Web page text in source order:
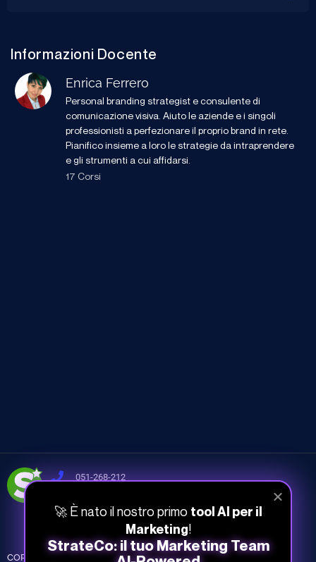
Informazioni Docente
Enrica Ferrero
Personal branding strategist e consulente di
comunicazione visiva. Aiuto le aziende e i singoli
professionisti a perfezionare il proprio brand in rete.
Pianifico insieme a loro le strategie da intraprendere
e gli strumenti a cui affidarsi.
17 Corsi
051-268-212
Via del Fonditore 12, 40138 Bologna
CORSI
INFO
COMPANY
🚀 È nato il nostro primo tool AI per il
Marketing!
StrateCo: il tuo Marketing Team